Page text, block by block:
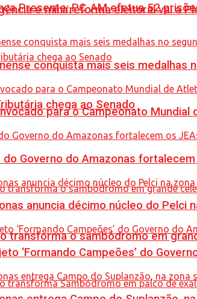
e minirreforma eleitoral vai a
chega ao Senado
transforma o sambódromo em
Presente: PC-AM efetua 52
conquista mais seis
para o Campeonato Mundial
Governo do Amazonas
anuncia décimo núcleo do Pelci
‘Formando Campeões’ do